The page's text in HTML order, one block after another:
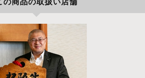
の商品の取扱い店舗